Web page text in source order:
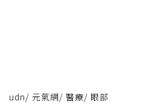
udn/ 元氣網/ 醫療/ 眼部